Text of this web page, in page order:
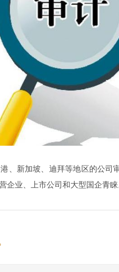
、新加坡、迪拜等地区的公司
业、上市公司和大型国企青睐